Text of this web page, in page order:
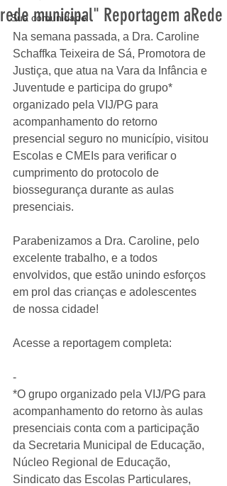
Sua comunidade
rede municipal" Reportagem aRede
Na semana passada, a Dra. Caroline
Schaffka Teixeira de Sá, Promotora de
Justiça, que atua na Vara da Infância e
Juventude e participa do grupo*
organizado pela VIJ/PG para
acompanhamento do retorno
presencial seguro no município, visitou
Escolas e CMEIs para verificar o
cumprimento do protocolo de
biossegurança durante as aulas
presenciais.
Parabenizamos a Dra. Caroline, pelo
excelente trabalho, e a todos
envolvidos, que estão unindo esforços
em prol das crianças e adolescentes
de nossa cidade!
Acesse a reportagem completa:
-
*O grupo organizado pela VIJ/PG para
acompanhamento do retorno às aulas
presenciais conta com a participação
da Secretaria Municipal de Educação,
Núcleo Regional de Educação,
Sindicato das Escolas Particulares,